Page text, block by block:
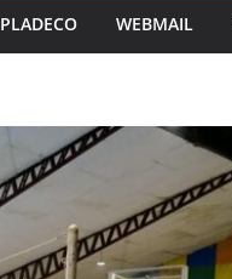
PLADECO WEBMAIL